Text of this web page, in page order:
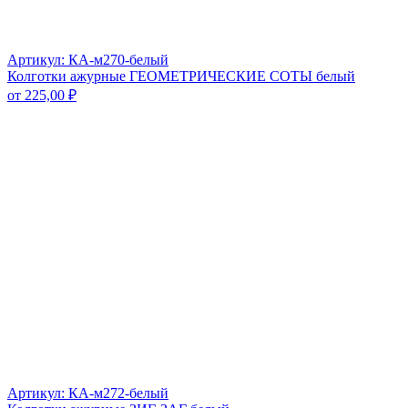
Артикул: КА-м270-белый
Колготки ажурные ГЕОМЕТРИЧЕСКИЕ СОТЫ белый
от 225,00 ₽
Артикул: КА-м272-белый